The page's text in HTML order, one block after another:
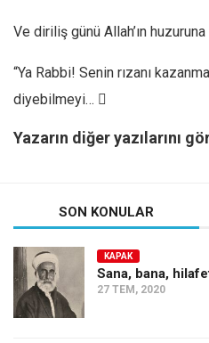
Ve diriliş günü Allah’ın huzuruna
“Ya Rabbi! Senin rızanı
diyebilmeyi… 
Yazarın diğer yazılarını
SON KONULAR
KAPAK
Sana, bana,
27 TEM, 2020